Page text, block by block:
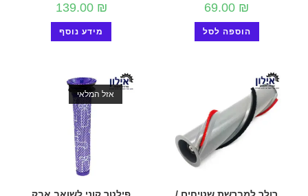
69.00 ₪
הוספה לסל
139.00 ₪
מידע נוסף
אזל המלאי